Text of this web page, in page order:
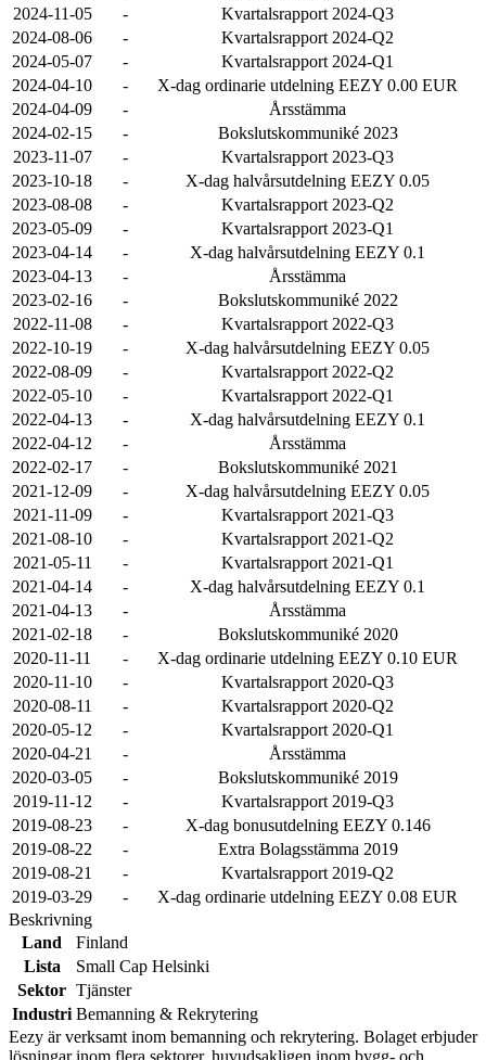
2024-11-05
-
Kvartalsrapport 2024-Q3
2024-08-06
-
Kvartalsrapport 2024-Q2
2024-05-07
-
Kvartalsrapport 2024-Q1
2024-04-10
-
X-dag ordinarie utdelning EEZY 0.00 EUR
2024-04-09
-
Årsstämma
2024-02-15
-
Bokslutskommuniké 2023
2023-11-07
-
Kvartalsrapport 2023-Q3
2023-10-18
-
X-dag halvårsutdelning EEZY 0.05
2023-08-08
-
Kvartalsrapport 2023-Q2
2023-05-09
-
Kvartalsrapport 2023-Q1
2023-04-14
-
X-dag halvårsutdelning EEZY 0.1
2023-04-13
-
Årsstämma
2023-02-16
-
Bokslutskommuniké 2022
2022-11-08
-
Kvartalsrapport 2022-Q3
2022-10-19
-
X-dag halvårsutdelning EEZY 0.05
2022-08-09
-
Kvartalsrapport 2022-Q2
2022-05-10
-
Kvartalsrapport 2022-Q1
2022-04-13
-
X-dag halvårsutdelning EEZY 0.1
2022-04-12
-
Årsstämma
2022-02-17
-
Bokslutskommuniké 2021
2021-12-09
-
X-dag halvårsutdelning EEZY 0.05
2021-11-09
-
Kvartalsrapport 2021-Q3
2021-08-10
-
Kvartalsrapport 2021-Q2
2021-05-11
-
Kvartalsrapport 2021-Q1
2021-04-14
-
X-dag halvårsutdelning EEZY 0.1
2021-04-13
-
Årsstämma
2021-02-18
-
Bokslutskommuniké 2020
2020-11-11
-
X-dag ordinarie utdelning EEZY 0.10 EUR
2020-11-10
-
Kvartalsrapport 2020-Q3
2020-08-11
-
Kvartalsrapport 2020-Q2
2020-05-12
-
Kvartalsrapport 2020-Q1
2020-04-21
-
Årsstämma
2020-03-05
-
Bokslutskommuniké 2019
2019-11-12
-
Kvartalsrapport 2019-Q3
2019-08-23
-
X-dag bonusutdelning EEZY 0.146
2019-08-22
-
Extra Bolagsstämma 2019
2019-08-21
-
Kvartalsrapport 2019-Q2
2019-03-29
-
X-dag ordinarie utdelning EEZY 0.08 EUR
Beskrivning
Land
Finland
Lista
Small Cap Helsinki
Sektor Tjänster
Industri Bemanning & Rekrytering
Eezy är verksamt inom bemanning och rekrytering. Bolaget erbjuder
lösningar inom flera sektorer, huvudsakligen inom bygg- och